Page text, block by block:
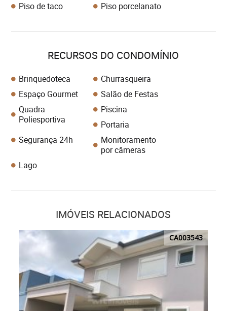
Piso de taco
Piso porcelanato
RECURSOS DO CONDOMÍNIO
Brinquedoteca
Churrasqueira
Espaço Gourmet
Salão de Festas
Quadra
Poliesportiva
Piscina
Portaria
Segurança 24h
Monitoramento
por câmeras
Lago
IMÓVEIS RELACIONADOS
CA003543